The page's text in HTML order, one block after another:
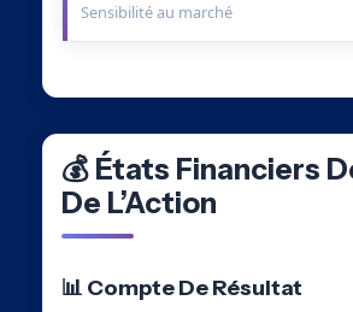
Sensibilité au marché
💰 États Financiers
De L’Action
📊 Compte De Résultat